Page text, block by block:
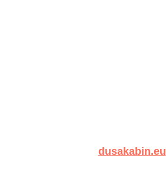
dusakabin.eu